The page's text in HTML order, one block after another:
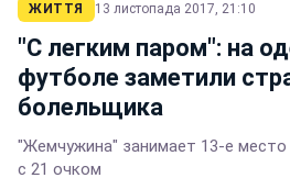
ЖИТТЯ 13 листопада 2017, 21:10
"С легким паром": на
футболе заметили
болельщика
"Жемчужина" занимает 13-е место
с 21 очком